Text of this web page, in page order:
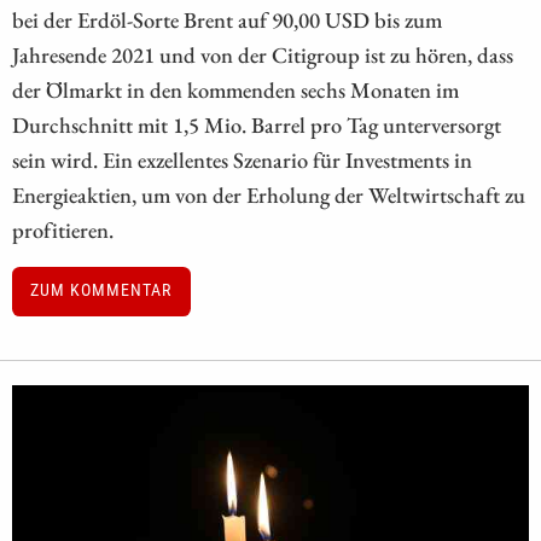
bei der Erdöl-Sorte Brent auf 90,00 USD bis zum
Jahresende 2021 und von der Citigroup ist zu hören, dass
der Ölmarkt in den kommenden sechs Monaten im
Durchschnitt mit 1,5 Mio. Barrel pro Tag unterversorgt
sein wird. Ein exzellentes Szenario für Investments in
Energieaktien, um von der Erholung der Weltwirtschaft zu
profitieren.
ZUM KOMMENTAR